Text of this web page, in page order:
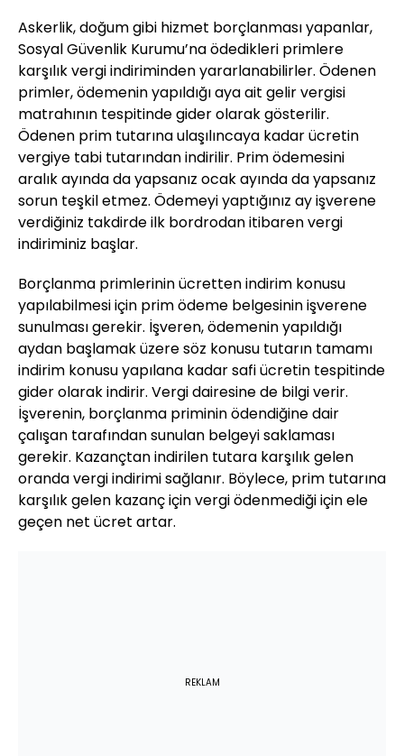
Askerlik, doğum gibi hizmet borçlanması yapanlar,
Sosyal Güvenlik Kurumu’na ödedikleri primlere
karşılık vergi indiriminden yararlanabilirler. Ödenen
primler, ödemenin yapıldığı aya ait gelir vergisi
matrahının tespitinde gider olarak gösterilir.
Ödenen prim tutarına ulaşılıncaya kadar ücretin
vergiye tabi tutarından indirilir. Prim ödemesini
aralık ayında da yapsanız ocak ayında da yapsanız
sorun teşkil etmez. Ödemeyi yaptığınız ay işverene
verdiğiniz takdirde ilk bordrodan itibaren vergi
indiriminiz başlar.
Borçlanma primlerinin ücretten indirim konusu
yapılabilmesi için prim ödeme belgesinin işverene
sunulması gerekir. İşveren, ödemenin yapıldığı
aydan başlamak üzere söz konusu tutarın tamamı
indirim konusu yapılana kadar safi ücretin tespitinde
gider olarak indirir. Vergi dairesine de bilgi verir.
İşverenin, borçlanma priminin ödendiğine dair
çalışan tarafından sunulan belgeyi saklaması
gerekir. Kazançtan indirilen tutara karşılık gelen
oranda vergi indirimi sağlanır. Böylece, prim tutarına
karşılık gelen kazanç için vergi ödenmediği için ele
geçen net ücret artar.
REKLAM